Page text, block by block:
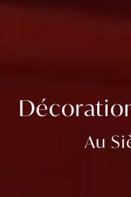
Au